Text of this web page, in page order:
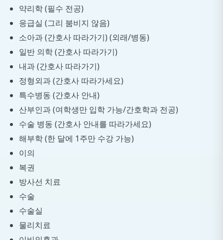
약리학 (필수 전공)
응급실 (그리 붐비지 않음)
소아과 (간호사 따라가기) (외래/병동)
일반 의학 (간호사 따라가기)
내과 (간호사 따라가기)
정형외과 (간호사 따라가세요)
특수병동 (간호사 안내)
산부인과 (여학생만 입학 가능/간호학과 전공)
수술 병동 (간호사 안내를 따라가세요)
해부학 (한 달에 1주만 수강 가능)
이의
복권
방사선 치료
수술
수술실
물리치료